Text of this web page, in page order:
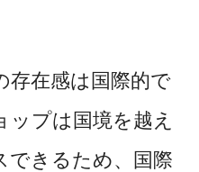
存在感は国際的で
プは国境を越え
できるため、国際